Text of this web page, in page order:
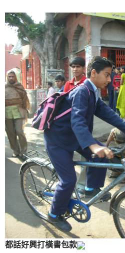
都話好興打橫書包款